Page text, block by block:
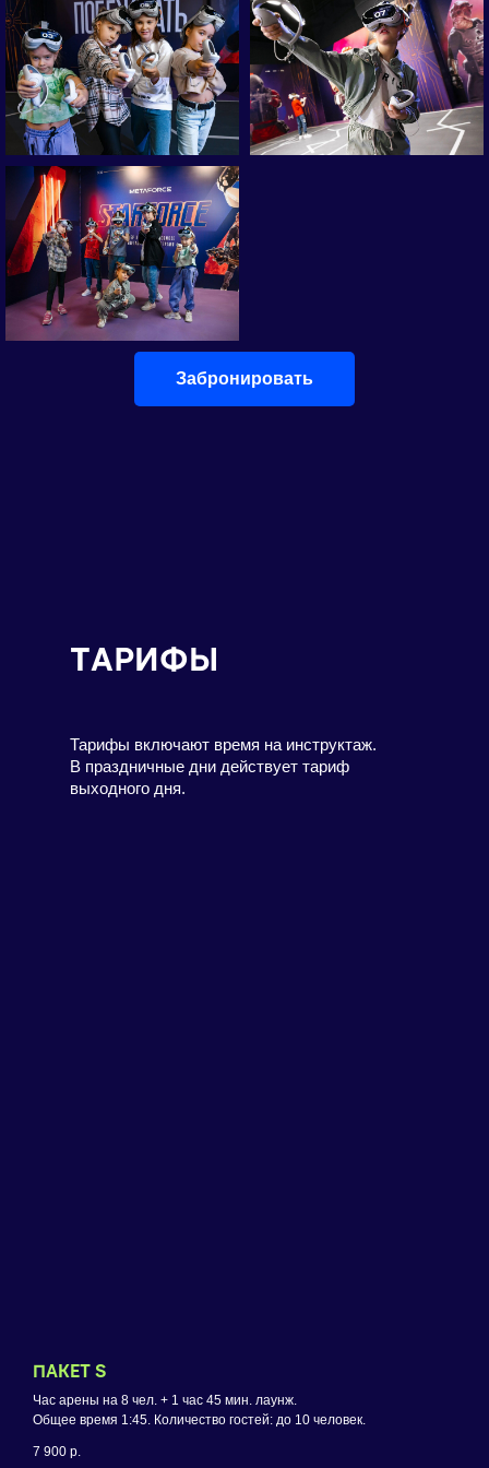
Забронировать
ТАРИФЫ
Тарифы включают время на инструктаж.
В праздничные дни действует тариф
выходного дня.
ПАКЕТ S
Час арены на 8 чел. + 1 час 45 мин. лаунж.
Общее время 1:45. Количество гостей: до 10 человек.
7 900 р.